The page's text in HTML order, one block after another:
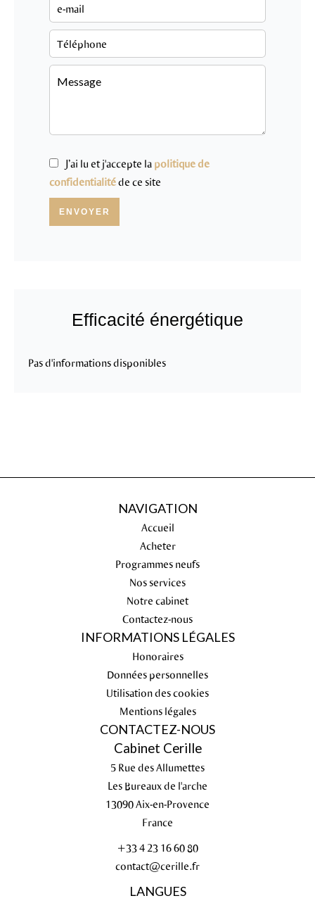
J’ai lu et j'accepte la politique de
confidentialitéde ce site
ENVOYER
Efficacité énergétique
Pas d'informations disponibles
NAVIGATION
Accueil
Acheter
Programmes neufs
Nos services
Notre cabinet
Contactez-nous
INFORMATIONS LÉGALES
Honoraires
Données personnelles
Utilisation des cookies
Mentions légales
CONTACTEZ-NOUS
Cabinet Cerille
5 Rue des Allumettes
Les Bureaux de l'arche
13090Aix-en-Provence
France
+33 4 23 16 60 80
contact@cerille.fr
LANGUES